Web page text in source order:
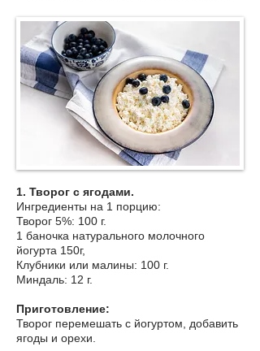
1. Творог с ягодами.
Ингредиенты на 1 порцию:
Творог 5%: 100 г.
1 баночка натурального молочного
йогурта 150г,
Клубники или малины: 100 г.
Миндаль: 12 г.
Приготовление:
Творог перемешать с йогуртом, добавить
ягоды и орехи.